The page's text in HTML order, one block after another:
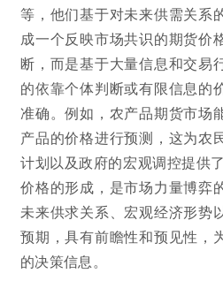
等，他们基于对未来供需关系
成一个反映市场共识的期货价
断，而是基于大量信息和交易
的依靠个体判断或有限信息的
准确。例如，农产品期货市场
产品的价格进行预测，这为农
计划以及政府的宏观调控提供
价格的形成，是市场力量博弈
未来供求关系、宏观经济形势
预期，具有前瞻性和预见性，
的决策信息。